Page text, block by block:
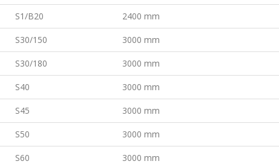
S1/B20 2400 mm
S30/150 3000 mm
S30/180 3000 mm
S40 3000 mm
S45 3000 mm
S50 3000 mm
S60 3000 mm